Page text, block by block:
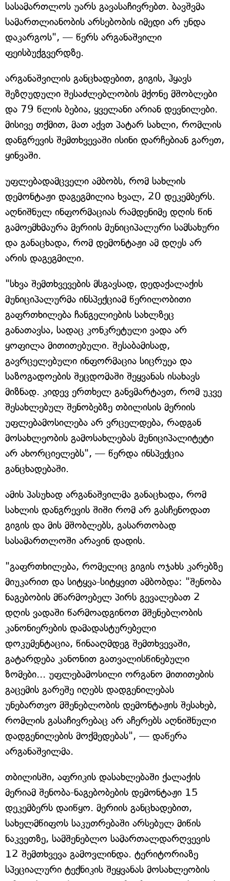
სასამართლოს უარს გავასაჩივრებთ. ბავშვმა
სამართლიანობის არსებობის იმედი არ უნდა
დაკარგოს", — წერს არგანაშვილი
ფეისბუქგვერდზე.
არგანაშვილის განცხადებით, გიგის, ჰყავს
შეზღუდული შესაძლებლობის მქონე მშობლები
და 79 წლის ბებია, ყველანი არიან დევნილები.
მისივე თქმით, მათ აქვთ პატარ სახლი, რომლის
დანგრევის შემთხვევაში ისინი დარჩებიან გარეთ,
ყინვაში.
უფლებადამცველი ამბობს, რომ სახლის
დემონტაჟი დაგეგმილია ხვალ, 20 დეკემბერს.
აღნიშნულ ინფორმაციას რამდენიმე დღის წინ
გამოემხმაურა მერიის მუნიციპალური სამსახური
და განაცხადა, რომ დემონტაჟი ამ დღეს არ
არის დაგეგმილი.
"სხვა შემთხვევების მსგავსად, დედაქალაქის
მუნიციპალურმა ინსპექციამ წერილობითი
გაფრთხილება ჩანგელიების სახლზეც
განათავსა, სადაც კონკრეტული ვადა არ
ყოფილა მითითებული. შესაბამისად,
გავრცელებული ინფორმაცია სიცრუეა და
საზოგადოების შეცდომაში შეყვანას ისახავს
მიზნად. კიდევ ერთხელ განვმარტავთ, რომ უკვე
შესახლებულ შენობებზე თბილისის მერიის
უფლებამოსილება არ ვრცელდება, რადგან
მოსახლეობის გამოსახლებას მუნიციპალიტეტი
არ ახორციელებს", — წერდა ინსპექცია
განცხადებაში.
ამის პასუხად არგანაშვილმა განაცხადა, რომ
სახლის დანგრევის შიში რომ არ გასჩენოდათ
გიგის და მის მშობლებს, გასართობად
სასამართლოში არავინ დადის.
"გაფრთხილება, რომელიც გიგის ოჯახს კარებზე
მიუკარით და სიტყვა-სიტყვით ამბობდა: "შენობა
ნაგებობის მწარმოებელ პირს გევალებათ 2
დღის ვადაში წარმოადგინოთ მშენებლობის
კანონიერების დამადასტურებელი
დოკუმენტაცია, წინააღმდეგ შემთხვევაში,
გატარდება კანონით გათვალისწინებული
ზომები... უფლებამოსილი ორგანო მითითების
გაცემის გარეშე იღებს დადგენილებას
უნებართვო მშენებლობის დემონტაჟის შესახებ,
რომლის გასაჩივრებაც არ აჩერებს აღნიშნული
დადგენილების მოქმედებას", — დაწერა
არგანაშვილმა.
თბილისში, აფრიკის დასახლებაში ქალაქის
მერიამ შენობა-ნაგებობების დემონტაჟი 15
დეკემბერს დაიწყო. მერიის განცხადებით,
სახელმწიფოს საკუთრებაში არსებულ მიწის
ნაკვეთზე, სამშენებლო სამართალდარღვევის
12 შემთხვევა გამოვლინდა. ტერიტორიაზე
სპეციალური ტექნიკის შეყვანას მოსახლეობის